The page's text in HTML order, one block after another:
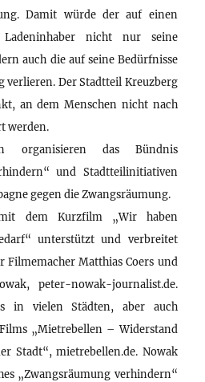
Damit würde der auf einen
Ladeninhaber nicht nur seine
auch die auf seine Bedürfnisse
verlieren. Der Stadtteil Kreuzberg
an dem Menschen nicht nach
werden.
organisieren das Bündnis
und Stadtteilinitiativen
gegen die Zwangsräumung.
dem Kurzfilm „Wir haben
unterstützt und verbreitet
Filmemacher Matthias Coers und
peter-nowak-journalist.de.
in vielen Städten, aber auch
„Mietrebellen – Widerstand
Stadt“, mietrebellen.de. Nowak
„Zwangsräumung verhindern“